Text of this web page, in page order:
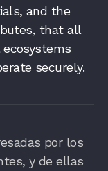
and the
that all
securely.
por los
y de ellas